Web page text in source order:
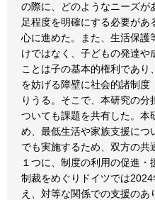
の際に、どのようなニーズが
足程度を明確にする必要が
心に進めた。また、生活保護
けではなく、子どもの発達や
ことは子の基本的権利であ
を妨げる障壁に社会的諸制度
りうる。そこで、本研究の
ついても課題を共有した。本
め、最低生活や家族支援につ
でも実施するため、双方の共
１つに、制度の利用の促進・
制裁をめぐりドイツでは
え、対等な関係での支援のあ